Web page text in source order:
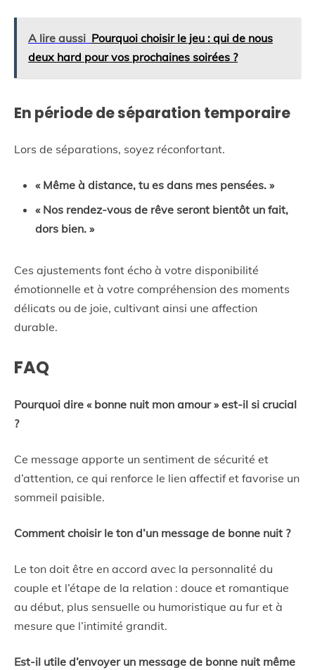
A lire aussi Pourquoi choisir le jeu : qui de nous
deux hard pour vos prochaines soirées ?
En période de séparation temporaire
Lors de séparations, soyez réconfortant.
« Même à distance, tu es dans mes pensées. »
« Nos rendez-vous de rêve seront bientôt un fait,
dors bien. »
Ces ajustements font écho à votre disponibilité
émotionnelle et à votre compréhension des moments
délicats ou de joie, cultivant ainsi une affection
durable.
FAQ
Pourquoi dire « bonne nuit mon amour » est-il si crucial
?
Ce message apporte un sentiment de sécurité et
d’attention, ce qui renforce le lien affectif et favorise un
sommeil paisible.
Comment choisir le ton d’un message de bonne nuit ?
Le ton doit être en accord avec la personnalité du
couple et l’étape de la relation : douce et romantique
au début, plus sensuelle ou humoristique au fur et à
mesure que l’intimité grandit.
Est-il utile d’envoyer un message de bonne nuit même